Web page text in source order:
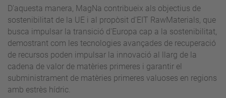
D'aquesta manera, MagNa contribueix als objectius de
sostenibilitat de la UE i al propòsit d'EIT RawMaterials, que
busca impulsar la transició d'Europa cap a la sostenibilitat,
demostrant com les tecnologies avançades de recuperació
de recursos poden impulsar la innovació al llarg de la
cadena de valor de matèries primeres i garantir el
subministrament de matèries primeres valuoses en regions
amb estrès hídric.